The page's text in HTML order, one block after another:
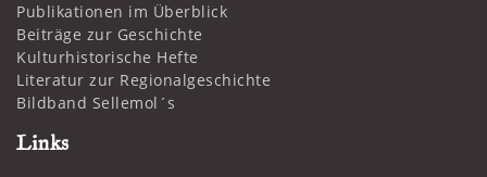
Publikationen im Überblick
Beiträge zur Geschichte
Kulturhistorische Hefte
Literatur zur Regionalgeschichte
Bildband Sellemol´s
Links